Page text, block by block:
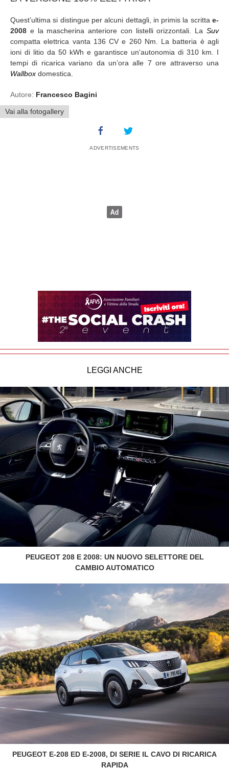
Quest’ultima si distingue per alcuni dettagli, in primis la scritta e-
2008 e la mascherina anteriore con listelli orizzontali. La Suv
compatta elettrica vanta 136 CV e 260 Nm. La batteria è agli
ioni di litio da 50 kWh e garantisce un'autonomia di 310 km. I
tempi di ricarica variano da un’ora alle 7 ore attraverso una
Wallbox domestica.
Autore: Francesco Bagini
Vai alla fotogallery
LEGGI ANCHE
PEUGEOT 208 E 2008: UN NUOVO SELETTORE DEL
CAMBIO AUTOMATICO
PEUGEOT E-208 ED E-2008, DI SERIE IL CAVO DI RICARICA
RAPIDA